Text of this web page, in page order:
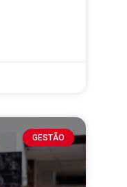
GESTÃO